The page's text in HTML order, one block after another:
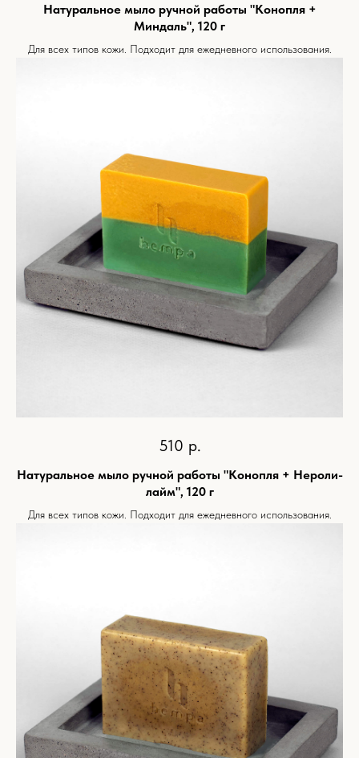
Натуральное мыло ручной работы "Конопля +
Миндаль", 120 г
Для всех типов кожи. Подходит для ежедневного использования.
510 р.
Натуральное мыло ручной работы "Конопля + Нероли-
лайм", 120 г
Для всех типов кожи. Подходит для ежедневного использования.